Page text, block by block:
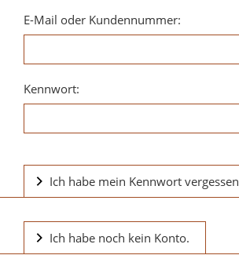
E-Mail oder Kundennummer:
Kennwort:
Ich habe mein Kennwort vergessen
Ich habe noch kein Konto.